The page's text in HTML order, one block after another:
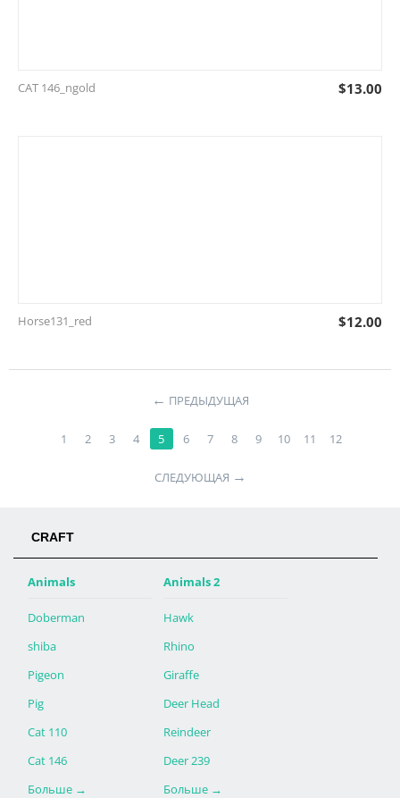
CAT 146_ngold $13.00
Horse131_red $12.00
← ПРЕДЫДУЩАЯ
1 2 3 4 5 6 7 8 9 10 11 12
СЛЕДУЮЩАЯ →
CRAFT
Animals
Doberman
shiba
Pigeon
Pig
Cat 110
Cat 146
Больше →
Animals 2
Hawk
Rhino
Giraffe
Deer Head
Reindeer
Deer 239
Больше →